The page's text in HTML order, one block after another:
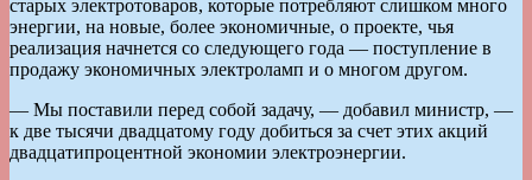
старых электротоваров, которые потребляют слишком много
энергии, на новые, более экономичные, о проекте, чья
реализация начнется со следующего года — поступление в
продажу экономичных электроламп и о многом другом.
— Мы поставили перед собой задачу, — добавил министр, —
к две тысячи двадцатому году добиться за счет этих акций
двадцатипроцентной экономии электроэнергии.